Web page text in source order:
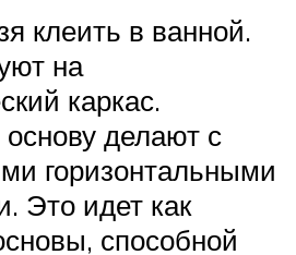
клеить в ванной.
на
каркас.
делают с
горизонтальными
Это идет как
способной